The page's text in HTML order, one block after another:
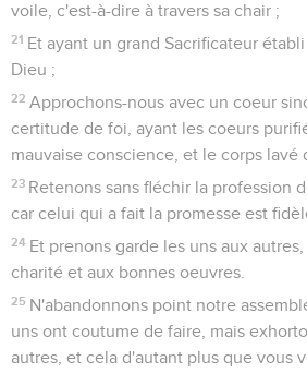
voile, c'est-à-dire à travers sa chair ;
21 Et ayant un grand Sacrificateur
Dieu ;
22 Approchons-nous avec un coeur
certitude de foi, ayant les coeurs
mauvaise conscience, et le corps lavé
23 Retenons sans fléchir la profession
car celui qui a fait la promesse est
24 Et prenons garde les uns aux
charité et aux bonnes oeuvres.
25 N'abandonnons point notre
uns ont coutume de faire, mais
autres, et cela d'autant plus que vous